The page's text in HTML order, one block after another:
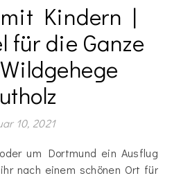
Kindern |
für die Ganze
10, 2021
nach einem schönen Ort für